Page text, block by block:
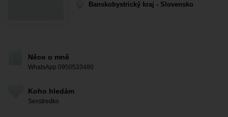
Banskobystrický kraj - Slovensko
Něco o mně
WhatsApp 0950533480
Koho hledám
Sexstredko